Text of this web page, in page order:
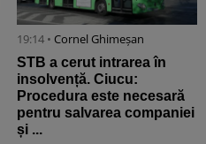
19:14 • Cornel Ghimeșan
STB a cerut intrarea în
insolvență. Ciucu:
Procedura este necesară
pentru salvarea companiei
și ...